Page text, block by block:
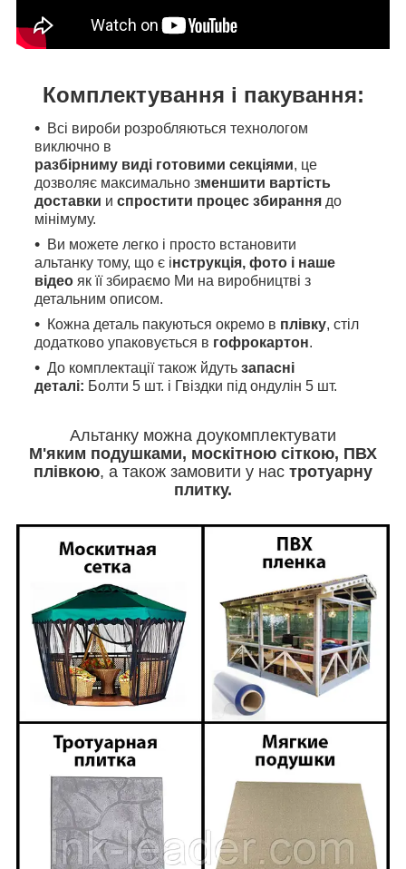
Комплектування і пакування:
Всі вироби розробляються технологом
виключно в
разбірниму виді готовими секціями, це
дозволяє максимально зменшити вартість
доставки и спростити процес збирання до
мінімуму.
Ви можете легко і просто встановити
альтанку тому, що є інструкція, фото і наше
відео як її збираємо Ми на виробництві з
детальним описом.
Кожна деталь пакуються окремо в плівку, стіл
додатково упаковується в гофрокартон.
До комплектації також йдуть запасні
деталі: Болти 5 шт. і Гвіздки під ондулін 5 шт.
Альтанку можна доукомплектувати
М'яким подушками, москітною сіткою, ПВХ
плівкою, а також замовити у нас тротуарну
плитку.